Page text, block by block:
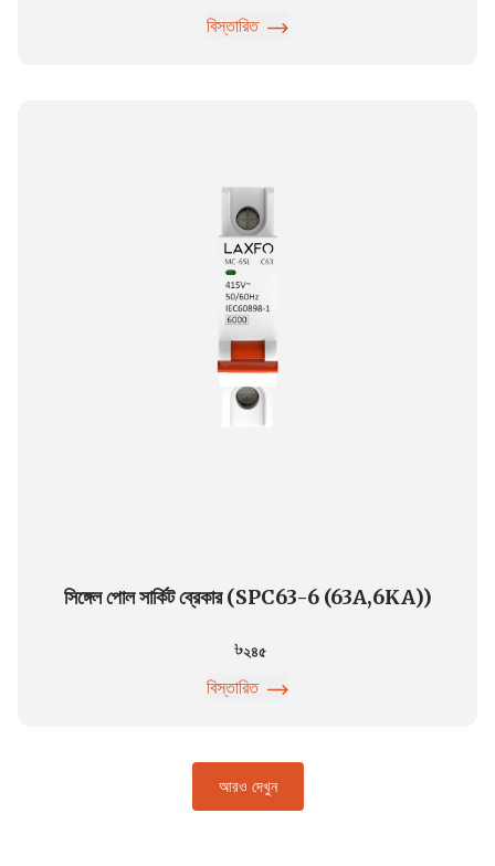
বিস্তারিত
সিঙ্গেল পোল সার্কিট ব্রেকার (SPC63-6 (63A,6KA))
২৪৫
বিস্তারিত
আরও দেখুন